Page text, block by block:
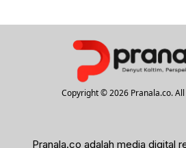
Copyright © 2026 Pranala.co.
Pranala.co adalah media digital